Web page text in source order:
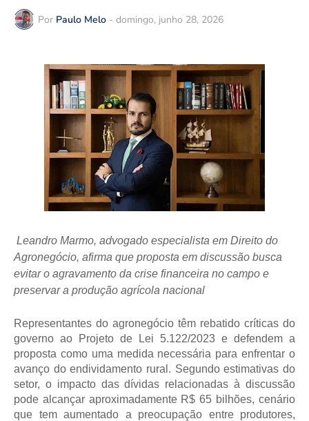
Por Paulo Melo - domingo, junho 28, 2026
Leandro Marmo, advogado especialista em Direito do
Agronegócio, afirma que proposta em discussão busca
evitar o agravamento da crise financeira no campo e
preservar a produção agrícola nacional
Representantes do agronegócio têm rebatido críticas do
governo ao Projeto de Lei 5.122/2023 e defendem a
proposta como uma medida necessária para enfrentar o
avanço do endividamento rural. Segundo estimativas do
setor, o impacto das dívidas relacionadas à discussão
pode alcançar aproximadamente R$ 65 bilhões, cenário
que tem aumentado a preocupação entre produtores,